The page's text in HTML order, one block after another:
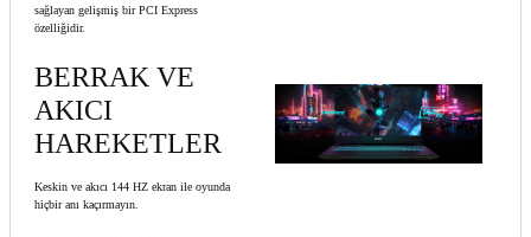
sağlayan gelişmiş bir PCI Express
özelliğidir.
BERRAK VE
AKICI
HAREKETLER
Keskin ve akıcı 144 HZ ekran ile oyunda
hiçbir anı kaçırmayın.